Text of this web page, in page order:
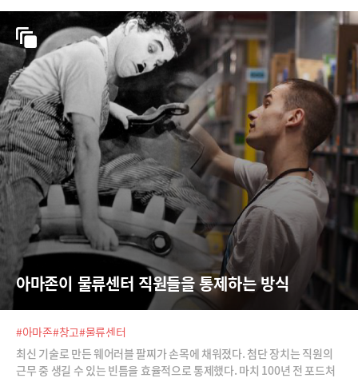
아마존이 물류센터 직원들을 통제하는 방식
#아마존#창고#물류센터
최신 기술로 만든 웨어러블 팔찌가 손목에 채워졌다. 첨단 장치는 직원의
근무 중 생길 수 있는 빈틈을 효율적으로 통제했다. 마치 100년 전 포드처